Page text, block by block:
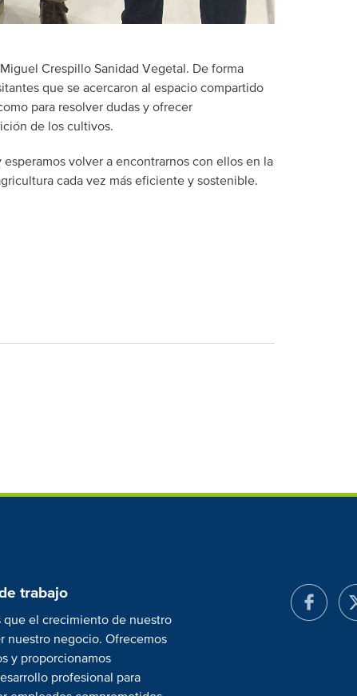
Crespillo Sanidad Vegetal. De forma
que se acercaron al espacio compartido
para resolver dudas y ofrecer
de los cultivos.
volver a encontrarnos con ellos en la
cada vez más eficiente y sostenible.
trabajo
que el crecimiento de nuestro
nuestro negocio. Ofrecemos
y proporcionamos
profesional para